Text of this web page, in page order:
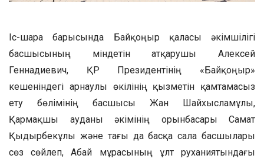
Іс-шара барысында Байқоңыр қаласы әкімшілігі
басшысының міндетін атқарушы Алексей
Геннадиевич, ҚР Президентінің «Байқоңыр»
кешеніндегі арнаулы өкілінің қызметін қамтамасыз
ету бөлімінің басшысы Жан Шайхысламұлы,
Қармақшы ауданы әкімінің орынбасары Самат
Қыдырбекұлы және тағы да басқа сала басшылары
сөз сөйлеп, Абай мұрасының ұлт руханиятындағы